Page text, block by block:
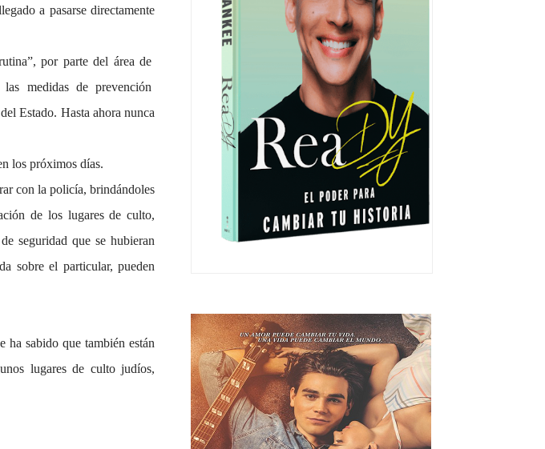
a pasarse directamente
por parte del área de
medidas de prevención
Estado. Hasta ahora nunca
los próximos días.
con la policía, brindándoles
de los lugares de culto,
seguridad que se hubieran
sobre el particular, pueden
ha sabido que también están
lugares de culto judíos,